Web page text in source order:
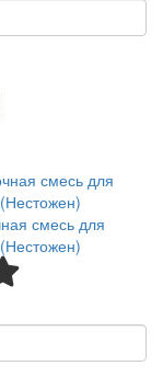
смесь для